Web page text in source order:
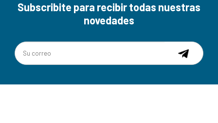
Subscribite para recibir todas nuestras
novedades